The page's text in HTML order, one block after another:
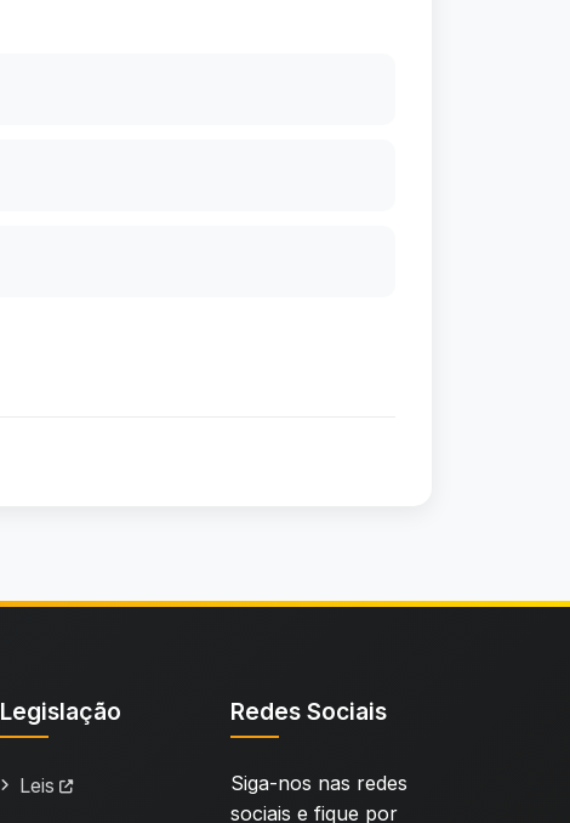
Legislação
Leis
Redes Sociais
Siga-nos nas redes
sociais e fique por